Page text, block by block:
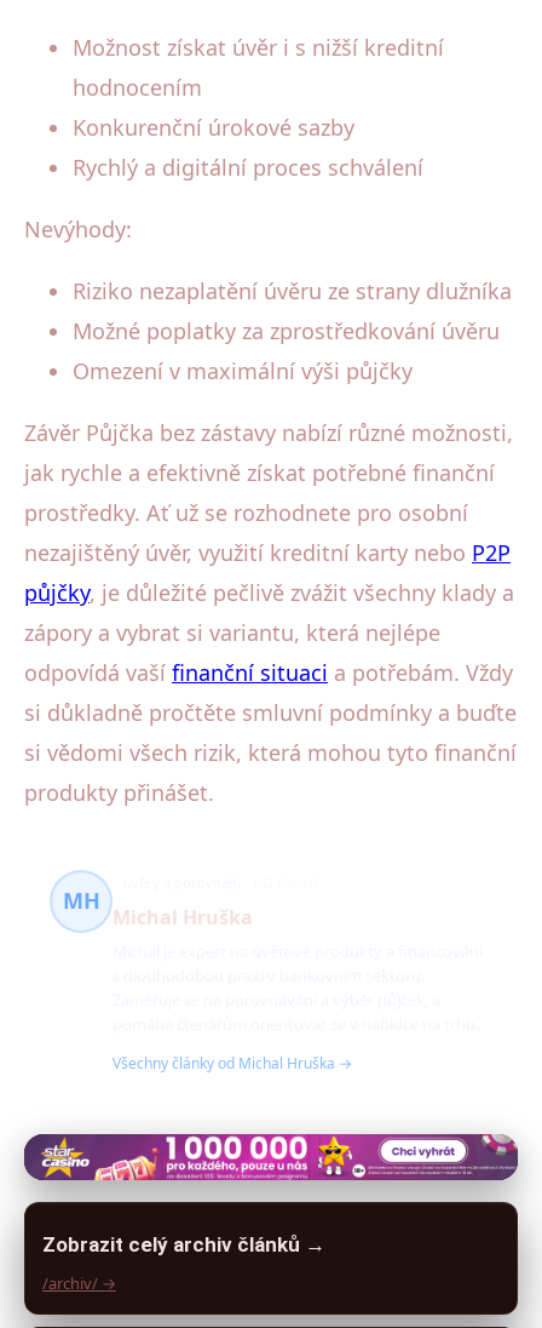
Možnost získat úvěr i s nižší kreditní
hodnocením
Konkurenční úrokové sazby
Rychlý a digitální proces schválení
Nevýhody:
Riziko nezaplatění úvěru ze strany dlužníka
Možné poplatky za zprostředkování úvěru
Omezení v maximální výši půjčky
Závěr Půjčka bez zástavy nabízí různé možnosti,
jak rychle a efektivně získat potřebné finanční
prostředky. Ať už se rozhodnete pro osobní
nezajištěný úvěr, využití kreditní karty nebo P2P
půjčky, je důležité pečlivě zvážit všechny klady a
zápory a vybrat si variantu, která nejlépe
odpovídá vaší finanční situaci a potřebám. Vždy
si důkladně pročtěte smluvní podmínky a buďte
si vědomi všech rizik, která mohou tyto finanční
produkty přinášet.
MH
Michal Hruška
Všechny články od Michal Hruška →
Zobrazit celý archiv článků →
/archiv/ →